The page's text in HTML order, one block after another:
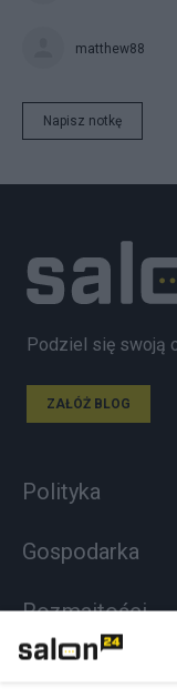
matthew88
Napisz notkę
Podziel się swoją
ZAŁÓŻ BLOG
Polityka
Gospodarka
Rozmaitości